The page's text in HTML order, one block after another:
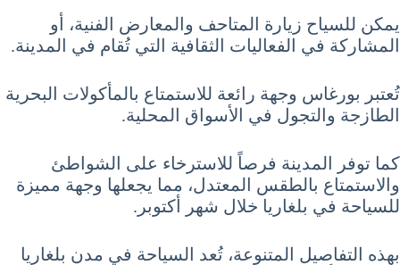
يمكن للسياح زيارة المتاحف والمعارض الفنية، أو
المشاركة في الفعاليات الثقافية التي تُقام في المدينة.
تُعتبر بورغاس وجهة رائعة للاستمتاع بالمأكولات البحرية
الطازجة والتجول في الأسواق المحلية.
كما توفر المدينة فرصاً للاسترخاء على الشواطئ
والاستمتاع بالطقس المعتدل، مما يجعلها وجهة مميزة
للسياحة في بلغاريا خلال شهر أكتوبر.
بهذه التفاصيل المتنوعة، تُعد السياحة في مدن بلغاريا